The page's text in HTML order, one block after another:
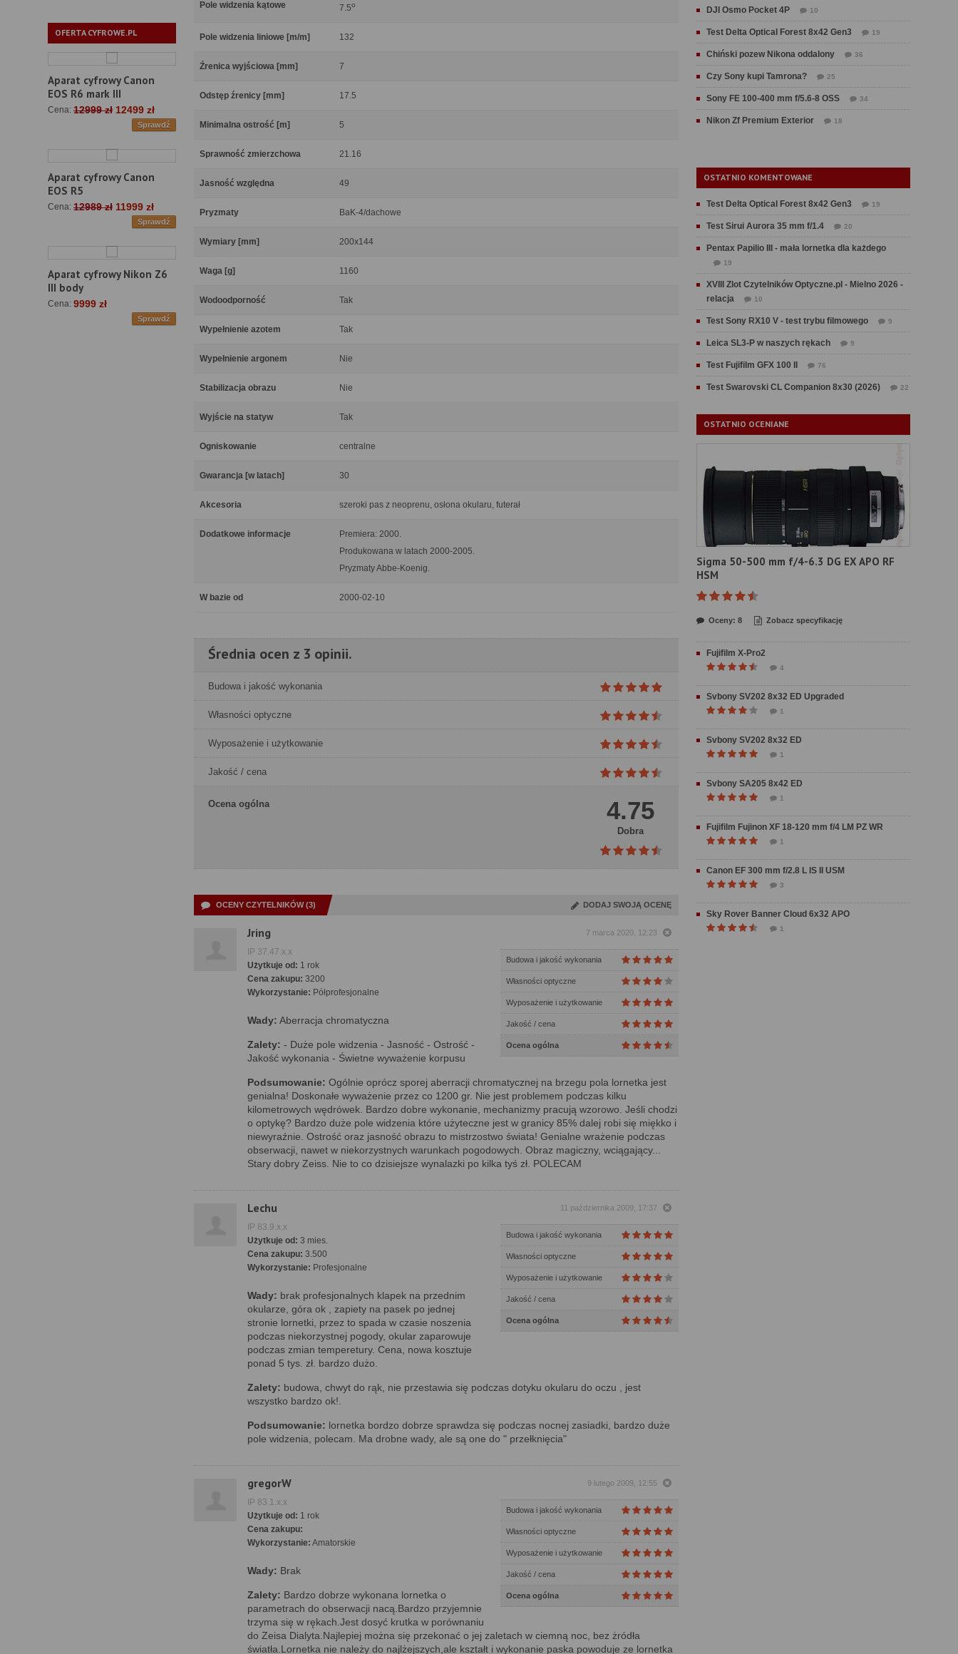
OFERTA CYFROWE.PL
Aparat cyfrowy Canon
EOS R6 mark III
Cena: 12999 zł 12499 zł
Sprawdź
Aparat cyfrowy Canon
EOS R5
Cena: 12989 zł 11999 zł
Sprawdź
Aparat cyfrowy Nikon Z6
III body
Cena: 9999 zł
Sprawdź
Pole widzenia kątowe 7.5o
Pole widzenia liniowe [m/m] 132
Źrenica wyjściowa [mm] 7
Odstęp źrenicy [mm] 17.5
Minimalna ostrość [m] 5
Sprawność zmierzchowa 21.16
Jasność względna 49
Pryzmaty BaK-4/dachowe
Wymiary [mm] 200x144
Waga [g] 1160
Wodoodporność Tak
Wypełnienie azotem Tak
Wypełnienie argonem Nie
Stabilizacja obrazu Nie
Wyjście na statyw Tak
Ogniskowanie centralne
Gwarancja [w latach] 30
Akcesoria szeroki pas z neoprenu, osłona okularu, futerał
Dodatkowe informacje
Premiera: 2000.
Produkowana w latach 2000-2005.
Pryzmaty Abbe-Koenig.
W bazie od 2000-02-10
Średnia ocen z 3 opinii.
Budowa i jakość wykonania
Własności optyczne
Wyposażenie i użytkowanie
Jakość / cena
Ocena ogólna 4.75
Dobra
OCENY CZYTELNIKÓW (3) DODAJ SWOJĄ OCENĘ
Jring 7 marca 2020, 12:23
Budowa i jakość wykonania
Własności optyczne
Wyposażenie i użytkowanie
Jakość / cena
Ocena ogólna
IP 37.47.x.x
Użytkuje od: 1 rok
Cena zakupu: 3200
Wykorzystanie: Półprofesjonalne
Wady: Aberracja chromatyczna
Zalety: - Duże pole widzenia - Jasność - Ostrość -
Jakość wykonania - Świetne wyważenie korpusu
Podsumowanie: Ogólnie oprócz sporej aberracji chromatycznej na brzegu pola lornetka jest
genialna! Doskonałe wyważenie przez co 1200 gr. Nie jest problemem podczas kilku
kilometrowych wędrówek. Bardzo dobre wykonanie, mechanizmy pracują wzorowo. Jeśli chodzi
o optykę? Bardzo duże pole widzenia które użyteczne jest w granicy 85% dalej robi się miękko i
niewyraźnie. Ostrość oraz jasność obrazu to mistrzostwo świata! Genialne wrażenie podczas
obserwacji, nawet w niekorzystnych warunkach pogodowych. Obraz magiczny, wciągający...
Stary dobry Zeiss. Nie to co dzisiejsze wynalazki po kilka tyś zł. POLECAM
Lechu 11 października 2009, 17:37
Budowa i jakość wykonania
Własności optyczne
Wyposażenie i użytkowanie
Jakość / cena
Ocena ogólna
IP 83.9.x.x
Użytkuje od: 3 mies.
Cena zakupu: 3.500
Wykorzystanie: Profesjonalne
Wady: brak profesjonalnych klapek na przednim
okularze, góra ok , zapiety na pasek po jednej
stronie lornetki, przez to spada w czasie noszenia
podczas niekorzystnej pogody, okular zaparowuje
podczas zmian temperetury. Cena, nowa kosztuje
ponad 5 tys. zł. bardzo dużo.
Zalety: budowa, chwyt do rąk, nie przestawia się podczas dotyku okularu do oczu , jest
wszystko bardzo ok!.
Podsumowanie: lornetka bordzo dobrze sprawdza się podczas nocnej zasiadki, bardzo duże
pole widzenia, polecam. Ma drobne wady, ale są one do " przełknięcia"
gregorW 9 lutego 2009, 12:55
Budowa i jakość wykonania
Własności optyczne
Wyposażenie i użytkowanie
Jakość / cena
Ocena ogólna
IP 83.1.x.x
Użytkuje od: 1 rok
Cena zakupu:
Wykorzystanie: Amatorskie
Wady: Brak
Zalety: Bardzo dobrze wykonana lornetka o
parametrach do obserwacji nacą.Bardzo przyjemnie
trzyma się w rękach.Jest dosyć krutka w porównaniu
do Zeisa Dialyta.Najlepiej można się przekonać o jej zaletach w ciemną noc, bez żródła
światła.Lornetka nie należy do najlżejszych,ale kształt i wykonanie paska powoduje ze lornetka
DJI Osmo Pocket 4P 10
Test Delta Optical Forest 8x42 Gen3 19
Chiński pozew Nikona oddalony 36
Czy Sony kupi Tamrona? 25
Sony FE 100-400 mm f/5.6-8 OSS 34
Nikon Zf Premium Exterior 18
OSTATNIO KOMENTOWANE
Test Delta Optical Forest 8x42 Gen3 19
Test Sirui Aurora 35 mm f/1.4 20
Pentax Papilio III - mała lornetka dla każdego
19
XVIII Zlot Czytelników Optyczne.pl - Mielno 2026 -
relacja
10
Test Sony RX10 V - test trybu filmowego 9
Leica SL3-P w naszych rękach 9
Test Fujifilm GFX 100 II 76
Test Swarovski CL Companion 8x30 (2026) 22
OSTATNIO OCENIANE
Sigma 50-500 mm f/4-6.3 DG EX APO RF
HSM
Oceny: 8 Zobacz specyfikację
Fujifilm X-Pro2
4
Svbony SV202 8x32 ED Upgraded
1
Svbony SV202 8x32 ED
1
Svbony SA205 8x42 ED
1
Fujifilm Fujinon XF 18-120 mm f/4 LM PZ WR
1
Canon EF 300 mm f/2.8 L IS II USM
3
Sky Rover Banner Cloud 6x32 APO
1